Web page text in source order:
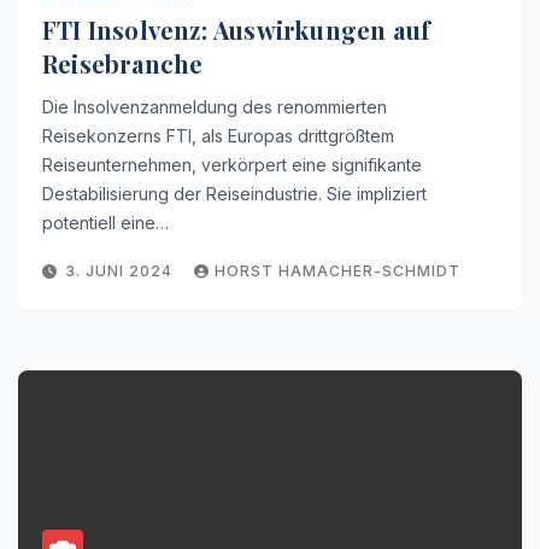
FTI Insolvenz: Auswirkungen auf
Reisebranche
Die Insolvenzanmeldung des renommierten
Reisekonzerns FTI, als Europas drittgrößtem
Reiseunternehmen, verkörpert eine signifikante
Destabilisierung der Reiseindustrie. Sie impliziert
potentiell eine…
3. JUNI 2024 HORST HAMACHER-SCHMIDT